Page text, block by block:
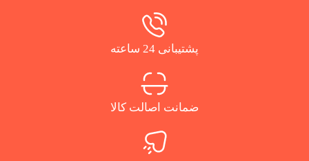
پشتیبانی 24 ساعته
ضمانت اصالت کالا